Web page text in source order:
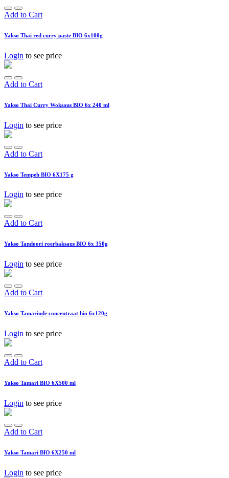
Add to Cart
Yakso Thai red curry paste BIO 6x100g
Login to see price
Add to Cart
Yakso Thai Curry Woksaus BIO 6x 240 ml
Login to see price
Add to Cart
Yakso Tempeh BIO 6X175 g
Login to see price
Add to Cart
Yakso Tandoori roerbaksaus BIO 6x 350g
Login to see price
Add to Cart
Yakso Tamarinde concentraat bio 6x120g
Login to see price
Add to Cart
Yakso Tamari BIO 6X500 ml
Login to see price
Add to Cart
Yakso Tamari BIO 6X250 ml
Login to see price